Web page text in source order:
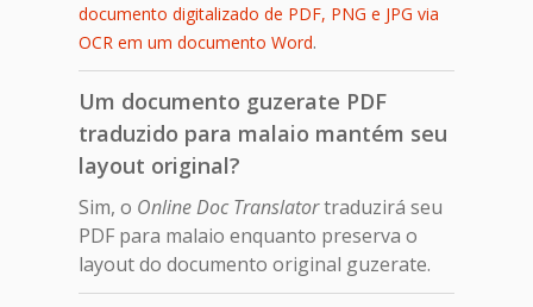
documento digitalizado de PDF, PNG e JPG via
OCR em um documento Word.
Um documento guzerate PDF
traduzido para malaio mantém seu
layout original?
Sim, o Online Doc Translatortraduzirá seu
PDF para malaio enquanto preserva o
layout do documento original guzerate.